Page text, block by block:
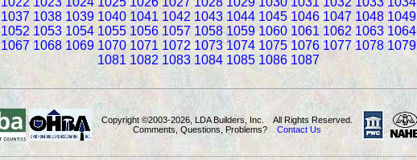
1037 1038 1039 1040 1041 1042 1043 1044 1045 1046 1047 1048 1049
1052 1053 1054 1055 1056 1057 1058 1059 1060 1061 1062 1063 1064
1067 1068 1069 1070 1071 1072 1073 1074 1075 1076 1077 1078 1079
1081 1082 1083 1084 1085 1086 1087
Copyright ©2003-2026, LDA Builders, Inc. All Rights Reserved.
Comments, Questions, Problems? Contact Us